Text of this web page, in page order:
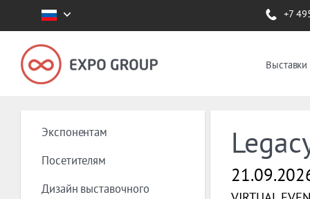
+7
Экспонентам
Посетителям
Дизайн выставочного